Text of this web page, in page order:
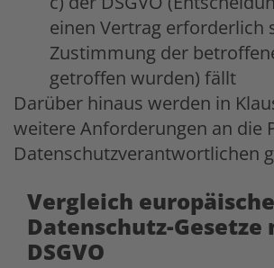
einen Vertrag erforderlich
Zustimmung der
getroffen wurden) fällt
Darüber hinaus werden in
weitere Anforderungen an die
Datenschutzverantwortlichen
Vergleich
Datenschutz-Gesetze
DSGVO